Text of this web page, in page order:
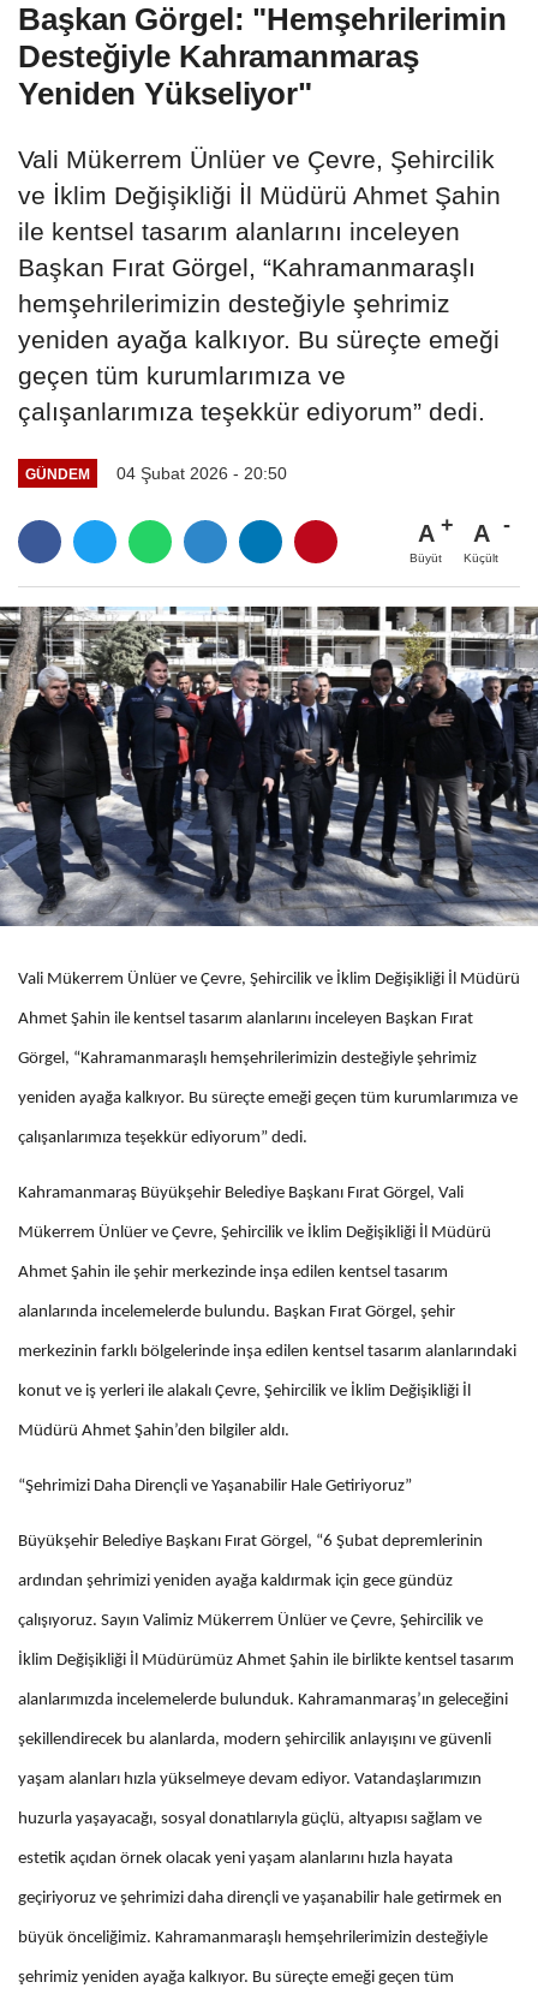
Başkan Görgel: "Hemşehrilerimin
Desteğiyle Kahramanmaraş
Yeniden Yükseliyor"
Vali Mükerrem Ünlüer ve Çevre, Şehircilik
ve İklim Değişikliği İl Müdürü Ahmet Şahin
ile kentsel tasarım alanlarını inceleyen
Başkan Fırat Görgel, “Kahramanmaraşlı
hemşehrilerimizin desteğiyle şehrimiz
yeniden ayağa kalkıyor. Bu süreçte emeği
geçen tüm kurumlarımıza ve
çalışanlarımıza teşekkür ediyorum” dedi.
GÜNDEM 04 Şubat 2026 - 20:50
A
Büyüt
A
Küçült
Vali Mükerrem Ünlüer ve Çevre, Şehircilik ve İklim Değişikliği İl Müdürü
Ahmet Şahin ile kentsel tasarım alanlarını inceleyen Başkan Fırat
Görgel, “Kahramanmaraşlı hemşehrilerimizin desteğiyle şehrimiz
yeniden ayağa kalkıyor. Bu süreçte emeği geçen tüm kurumlarımıza ve
çalışanlarımıza teşekkür ediyorum” dedi.
Kahramanmaraş Büyükşehir Belediye Başkanı Fırat Görgel, Vali
Mükerrem Ünlüer ve Çevre, Şehircilik ve İklim Değişikliği İl Müdürü
Ahmet Şahin ile şehir merkezinde inşa edilen kentsel tasarım
alanlarında incelemelerde bulundu. Başkan Fırat Görgel, şehir
merkezinin farklı bölgelerinde inşa edilen kentsel tasarım alanlarındaki
konut ve iş yerleri ile alakalı Çevre, Şehircilik ve İklim Değişikliği İl
Müdürü Ahmet Şahin’den bilgiler aldı.
“Şehrimizi Daha Dirençli ve Yaşanabilir Hale Getiriyoruz”
Büyükşehir Belediye Başkanı Fırat Görgel, “6 Şubat depremlerinin
ardından şehrimizi yeniden ayağa kaldırmak için gece gündüz
çalışıyoruz. Sayın Valimiz Mükerrem Ünlüer ve Çevre, Şehircilik ve
İklim Değişikliği İl Müdürümüz Ahmet Şahin ile birlikte kentsel tasarım
alanlarımızda incelemelerde bulunduk. Kahramanmaraş’ın geleceğini
şekillendirecek bu alanlarda, modern şehircilik anlayışını ve güvenli
yaşam alanları hızla yükselmeye devam ediyor. Vatandaşlarımızın
huzurla yaşayacağı, sosyal donatılarıyla güçlü, altyapısı sağlam ve
estetik açıdan örnek olacak yeni yaşam alanlarını hızla hayata
geçiriyoruz ve şehrimizi daha dirençli ve yaşanabilir hale getirmek en
büyük önceliğimiz. Kahramanmaraşlı hemşehrilerimizin desteğiyle
şehrimiz yeniden ayağa kalkıyor. Bu süreçte emeği geçen tüm